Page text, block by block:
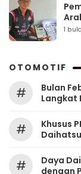
1
OTOMOTIF
#
Bulan
Langkat
#
Khusus
#
Daya
dengan